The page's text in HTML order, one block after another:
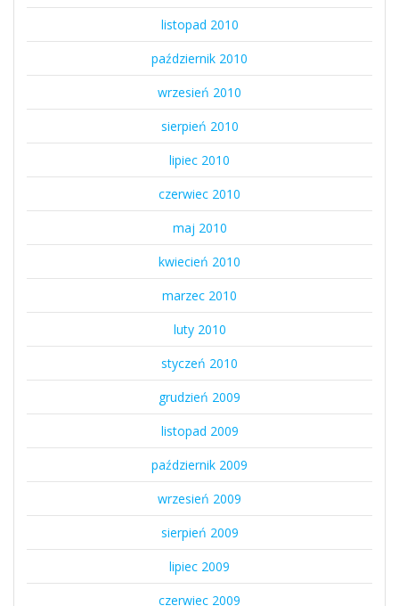
listopad 2010
październik 2010
wrzesień 2010
sierpień 2010
lipiec 2010
czerwiec 2010
maj 2010
kwiecień 2010
marzec 2010
luty 2010
styczeń 2010
grudzień 2009
listopad 2009
październik 2009
wrzesień 2009
sierpień 2009
lipiec 2009
czerwiec 2009